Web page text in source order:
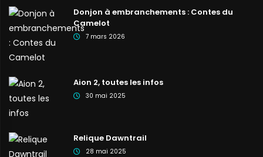
Donjon à embranchements : Contes du
Camelot
7 mars 2026
Aion 2, toutes les infos
30 mai 2025
Relique Dawntrail
28 mai 2025